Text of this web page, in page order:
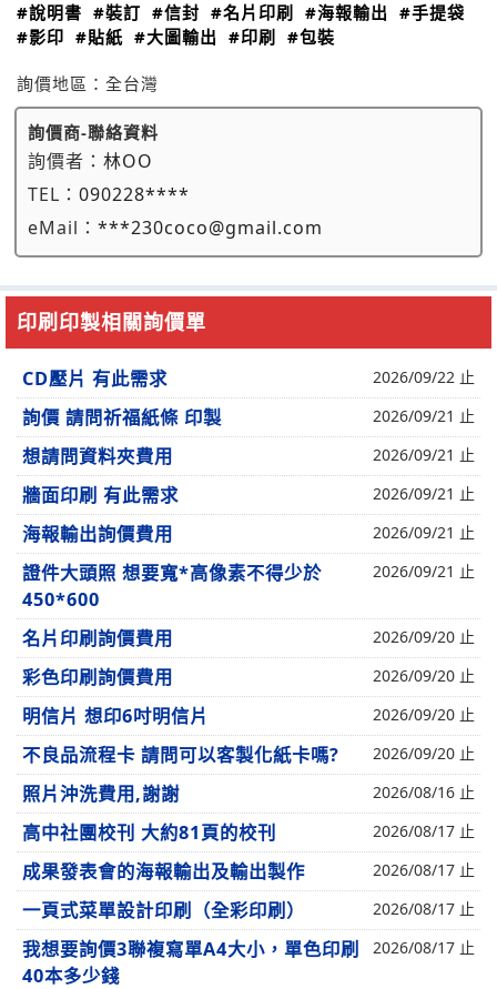
#說明書 #裝訂 #信封 #名片印刷 #海報輸出 #手提袋
#影印 #貼紙 #大圖輸出 #印刷 #包裝
詢價地區： 全台灣
詢價商-聯絡資料
詢價者： 林OO
TEL： 090228****
eMail： ***230coco@gmail.com
印刷印製相關詢價單
CD壓片 有此需求 2026/09/22 止
詢價 請問祈福紙條 印製 2026/09/21 止
想請問資料夾費用 2026/09/21 止
牆面印刷 有此需求 2026/09/21 止
海報輸出詢價費用 2026/09/21 止
證件大頭照 想要寬*高像素不得少於
450*600
2026/09/21 止
名片印刷詢價費用 2026/09/20 止
彩色印刷詢價費用 2026/09/20 止
明信片 想印6吋明信片 2026/09/20 止
不良品流程卡 請問可以客製化紙卡嗎? 2026/09/20 止
照片沖洗費用,謝謝 2026/08/16 止
高中社團校刊 大約81頁的校刊 2026/08/17 止
成果發表會的海報輸出及輸出製作 2026/08/17 止
一頁式菜單設計印刷（全彩印刷） 2026/08/17 止
我想要詢價3聯複寫單A4大小，單色印刷
40本多少錢
2026/08/17 止